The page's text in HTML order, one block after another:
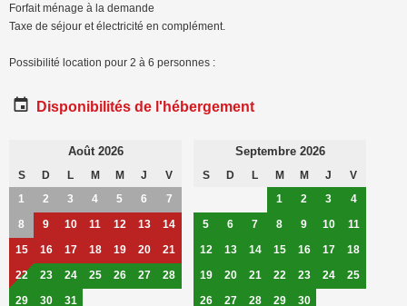
Forfait ménage à la demande
Taxe de séjour et électricité en complément.
Possibilité location pour 2 à 6 personnes :
Disponibilités de l'hébergement
Août 2026
S D L M M J
V
1
2 3 4 5 6
7
8
9 10 11 12 13
14
15
16 17 18 19 20
21
22
23 24 25 26 27
28
29
30 31
Septembre 2026
S D L M M J
V
1
2 3
4
5
6 7 8 9 10
11
12
13 14 15 16 17
18
19
20 21 22 23 24
25
26
27 28 29 30